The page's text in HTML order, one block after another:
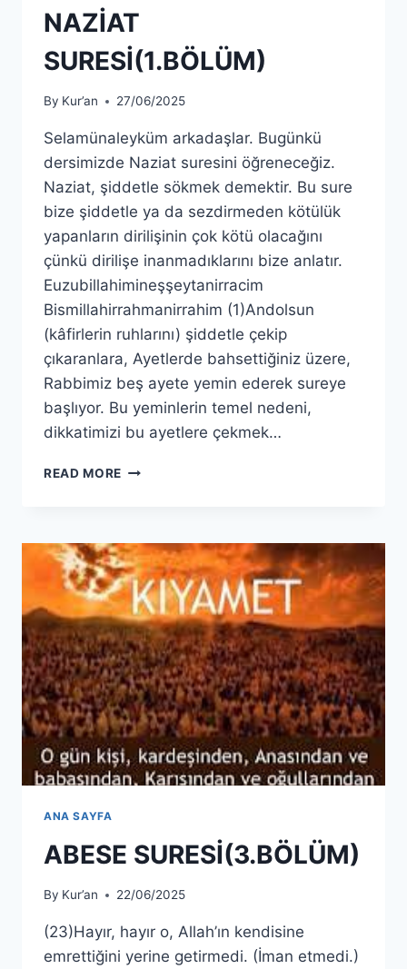
NAZİAT
SURESİ(1.BÖLÜM)
By Kur’an 27/06/2025
Selamünaleyküm arkadaşlar. Bugünkü
dersimizde Naziat suresini öğreneceğiz.
Naziat, şiddetle sökmek demektir. Bu sure
bize şiddetle ya da sezdirmeden kötülük
yapanların dirilişinin çok kötü olacağını
çünkü dirilişe inanmadıklarını bize anlatır.
Euzubillahimineşşeytanirracim
Bismillahirrahmanirrahim (1)Andolsun
(kâfirlerin ruhlarını) şiddetle çekip
çıkaranlara, Ayetlerde bahsettiğiniz üzere,
Rabbimiz beş ayete yemin ederek sureye
başlıyor. Bu yeminlerin temel nedeni,
dikkatimizi bu ayetlere çekmek…
READ MORE NAZİAT
ANA SAYFA
ABESE SURESİ(3.BÖLÜM)
By Kur’an 22/06/2025
(23)Hayır, hayır o, Allah’ın kendisine
emrettiğini yerine getirmedi. (İman etmedi.)